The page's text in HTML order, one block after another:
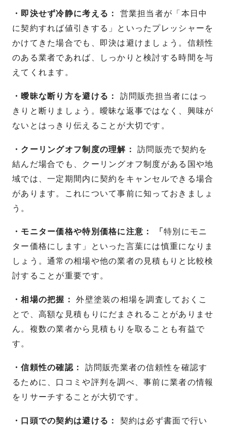
・即決せず冷静に考える：
営業担当者が「本日中
に契約すれば値引きする」といったプレッシャーを
かけてきた場合でも、即決は避けましょう。信頼性
のある業者であれば、しっかりと検討する時間を与
えてくれます。
・曖昧な断り方を避ける： 訪問販売担当者にはっ
きりと断りましょう。曖昧な返事ではなく、興味が
ないとはっきり伝えることが大切です。
・クーリングオフ制度の理解：
訪問販売で契約を
結んだ場合でも、クーリングオフ制度がある国や地
域では、一定期間内に契約をキャンセルできる場合
があります。これについて事前に知っておきましょ
う。
・モニター価格や特別価格に注意： 「特別にモニ
ター価格にします」といった言葉には慎重になりま
しょう。通常の相場や他の業者の見積もりと比較検
討することが重要です。
・相場の把握：
外壁塗装の相場を調査しておくこ
とで、高額な見積もりにだまされることがありませ
ん。複数の業者から見積もりを取ることも有益で
す。
・信頼性の確認： 訪問販売業者の信頼性を確認す
るために、口コミや評判を調べ、事前に業者の情報
をリサーチすることが大切です。
・口頭での契約は避ける： 契約は必ず書面で行い